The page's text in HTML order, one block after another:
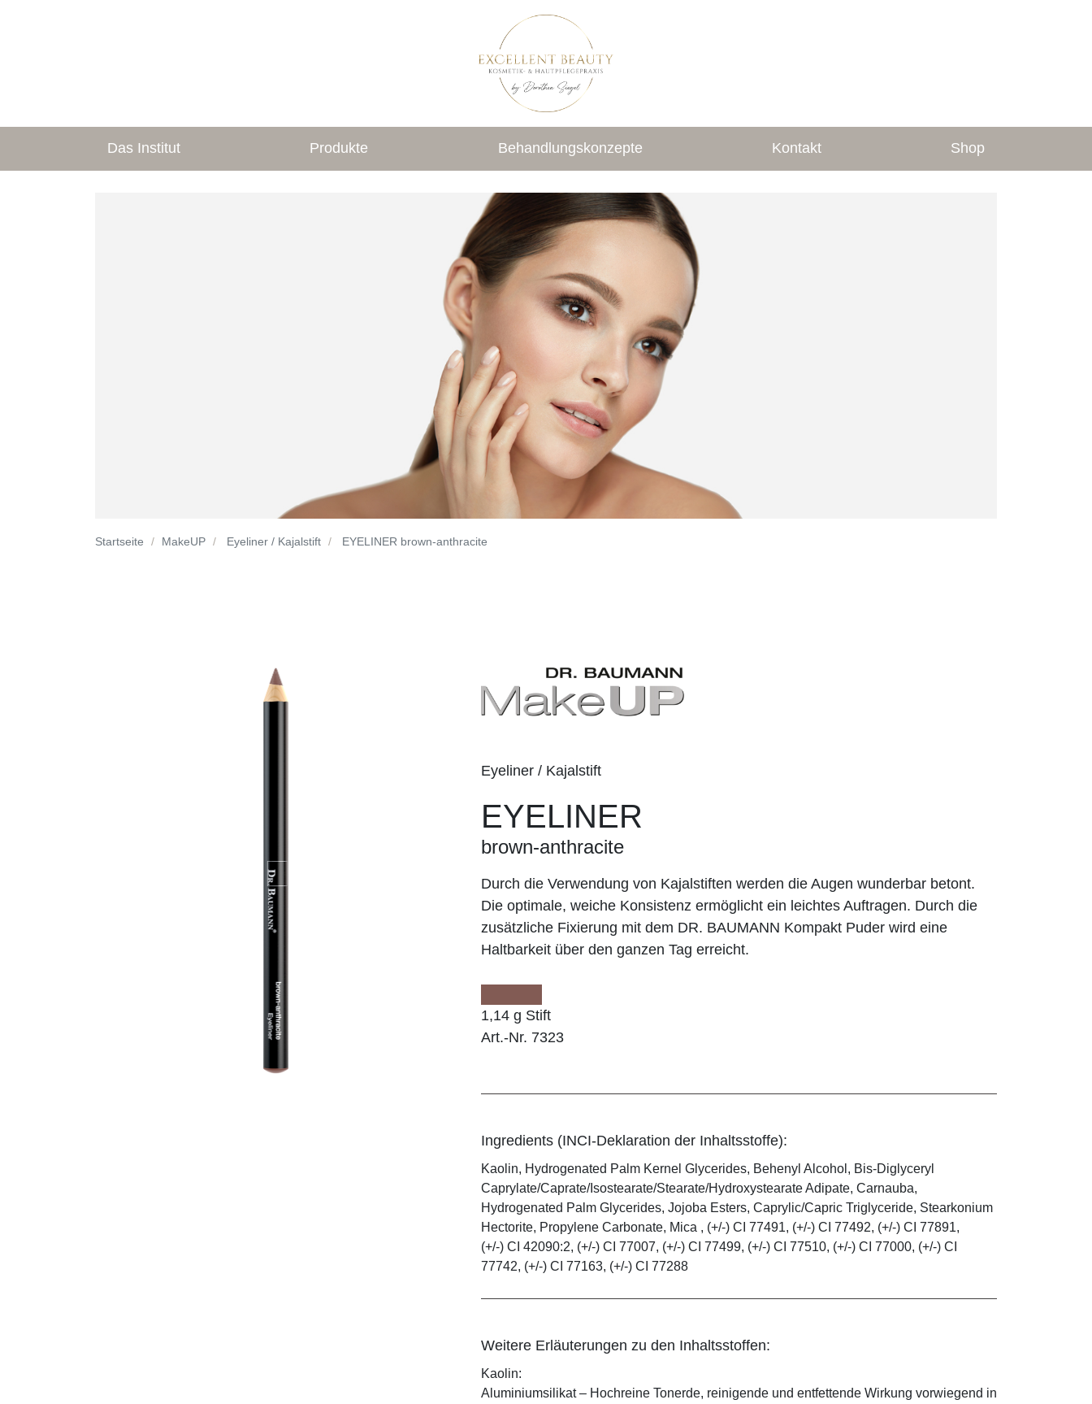
Das Institut Produkte Behandlungskonzepte Kontakt Shop
Startseite MakeUP Eyeliner / Kajalstift EYELINER brown-anthracite
Eyeliner / Kajalstift
EYELINER
brown-anthracite
Durch die Verwendung von Kajalstiften werden die Augen wunderbar betont.
Die optimale, weiche Konsistenz ermöglicht ein leichtes Auftragen. Durch die
zusätzliche Fixierung mit dem DR. BAUMANN Kompakt Puder wird eine
Haltbarkeit über den ganzen Tag erreicht.
1,14 g Stift
Art.-Nr. 7323
Ingredients (INCI-Deklaration der Inhaltsstoffe):
Kaolin, Hydrogenated Palm Kernel Glycerides, Behenyl Alcohol, Bis-Diglyceryl
Caprylate/Caprate/Isostearate/Stearate/Hydroxystearate Adipate, Carnauba,
Hydrogenated Palm Glycerides, Jojoba Esters, Caprylic/Capric Triglyceride, Stearkonium
Hectorite, Propylene Carbonate, Mica , (+/-) CI 77491, (+/-) CI 77492, (+/-) CI 77891,
(+/-) CI 42090:2, (+/-) CI 77007, (+/-) CI 77499, (+/-) CI 77510, (+/-) CI 77000, (+/-) CI
77742, (+/-) CI 77163, (+/-) CI 77288
Weitere Erläuterungen zu den Inhaltsstoffen:
Kaolin:
Aluminiumsilikat – Hochreine Tonerde, reinigende und entfettende Wirkung vorwiegend in